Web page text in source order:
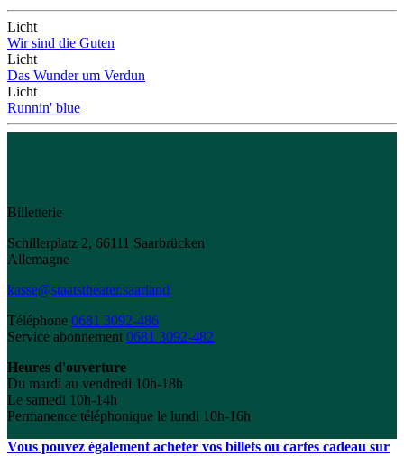
Licht
Wir sind die Guten
Licht
Das Wunder um Verdun
Licht
Runnin' blue
Billetterie
Schillerplatz 2, 66111 Saarbrücken
Allemagne
kasse@staatstheater.saarland
Téléphone 0681 3092-486
Service abonnement 0681 3092-482
Heures d'ouverture
Du mardi au vendredi 10h-18h
Le samedi 10h-14h
Permanence téléphonique le lundi 10h-16h
Vous pouvez également acheter vos billets ou cartes cadeau sur